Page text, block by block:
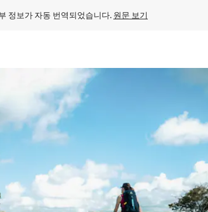
정보가 자동 번역되었습니다. 원문 보기